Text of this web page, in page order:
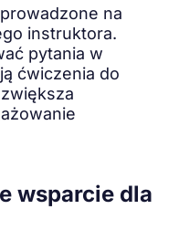
na
instruktora.
pytania w
ćwiczenia do
wsparcie dla